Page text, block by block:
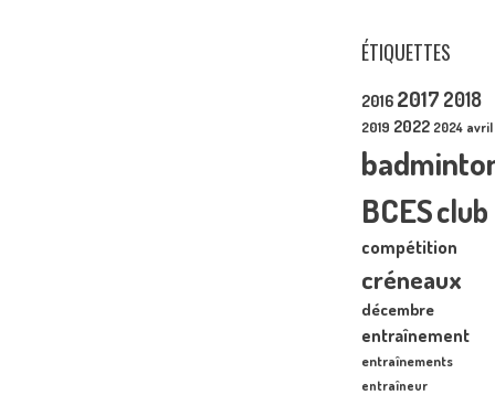
ÉTIQUETTES
2016 2017 2018
2019 2022 2024 avril
BCESclub
compétition
créneaux
décembre
entraînement
entraînements
entraîneur